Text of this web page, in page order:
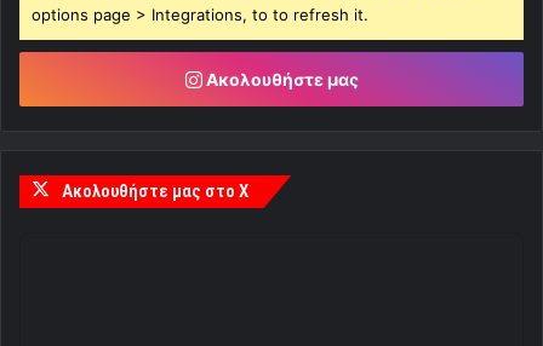
options page > Integrations, to to refresh it.
Ακολουθήστε μας
Ακολουθήστε μας στο X